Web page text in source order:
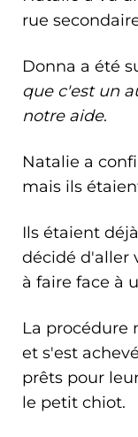
rue
Donna a été
que c'est un
notre aide.
Natalie a
mais ils
Ils étaient
décidé d'aller
à faire face à
La procédure
et s'est
prêts pour
le petit chiot.